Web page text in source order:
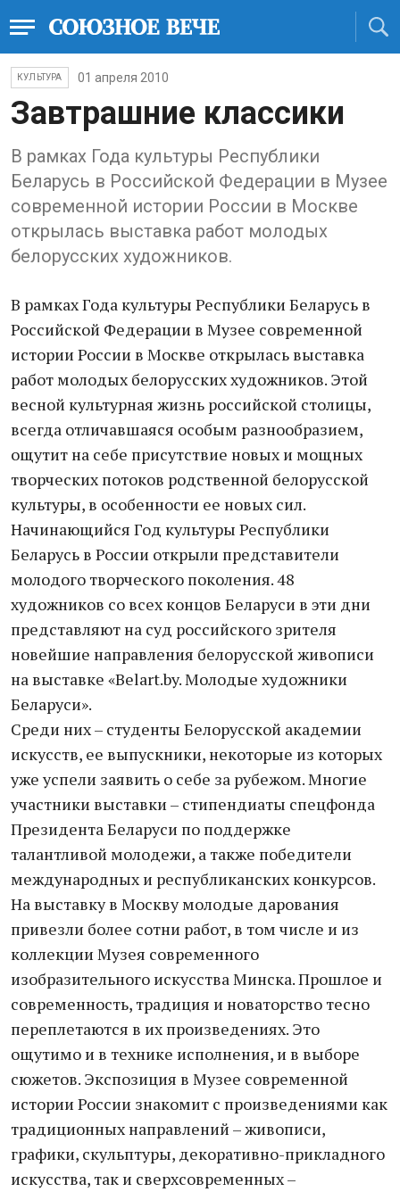
КУЛЬТУРА 01 апреля 2010
Завтрашние классики
В рамках Года культуры Республики
Беларусь в Российской Федерации в Музее
современной истории России в Москве
открылась выставка работ молодых
белорусских художников.
В рамках Года культуры Республики Беларусь в
Российской Федерации в Музее современной
истории России в Москве открылась выставка
работ молодых белорусских художников. Этой
весной культурная жизнь российской столицы,
всегда отличавшаяся особым разнообразием,
ощутит на себе присутствие новых и мощных
творческих потоков родственной белорусской
культуры, в особенности ее новых сил.
Начинающийся Год культуры Республики
Беларусь в России открыли представители
молодого творческого поколения. 48
художников со всех концов Беларуси в эти дни
представляют на суд российского зрителя
новейшие направления белорусской живописи
на выставке «Belart.by. Молодые художники
Беларуси».
Среди них – студенты Белорусской академии
искусств, ее выпускники, некоторые из которых
уже успели заявить о себе за рубежом. Многие
участники выставки – стипендиаты спецфонда
Президента Беларуси по поддержке
талантливой молодежи, а также победители
международных и республиканских конкурсов.
На выставку в Москву молодые дарования
привезли более сотни работ, в том числе и из
коллекции Музея современного
изобразительного искусства Минска. Прошлое и
современность, традиция и новаторство тесно
переплетаются в их произведениях. Это
ощутимо и в технике исполнения, и в выборе
сюжетов. Экспозиция в Музее современной
истории России знакомит с произведениями как
традиционных направлений – живописи,
графики, скульптуры, декоративно-прикладного
искусства, так и сверхсовременных –